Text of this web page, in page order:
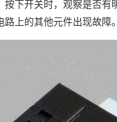
下开关时，观察是否
上的其他元件出现故